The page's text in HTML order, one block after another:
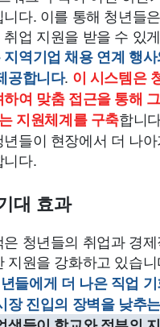
다. 이를 통해 청년들
업 지원을 받을 수 있
역기업 채용 연계 행
공합니다. 이 시스템은
여 맞춤 접근을 통해
지원체계를 구축합니
들이 현장에서 더 나
니다.
대 효과
청년들의 취업과 경
지원을 강화하고 있습
들에게 더 나은 직업
장 진입의 장벽을 낮추